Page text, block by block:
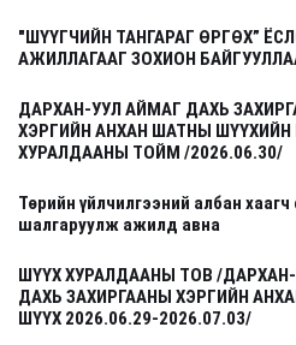
"ШҮҮГЧИЙН ТАНГАРАГ ӨРГӨХ”
АЖИЛЛАГААГ ЗОХИОН
ДАРХАН-УУЛ АЙМАГ ДАХЬ
ХЭРГИЙН АНХАН ШАТНЫ ШҮҮХИЙН
ХУРАЛДААНЫ ТОЙМ /2026.06.30/
Төрийн үйлчилгээний албан хаагч
шалгаруулж ажилд авна
ШҮҮХ ХУРАЛДААНЫ ТОВ /
ДАХЬ ЗАХИРГААНЫ ХЭРГИЙН
ШҮҮХ 2026.06.29-2026.07.03/